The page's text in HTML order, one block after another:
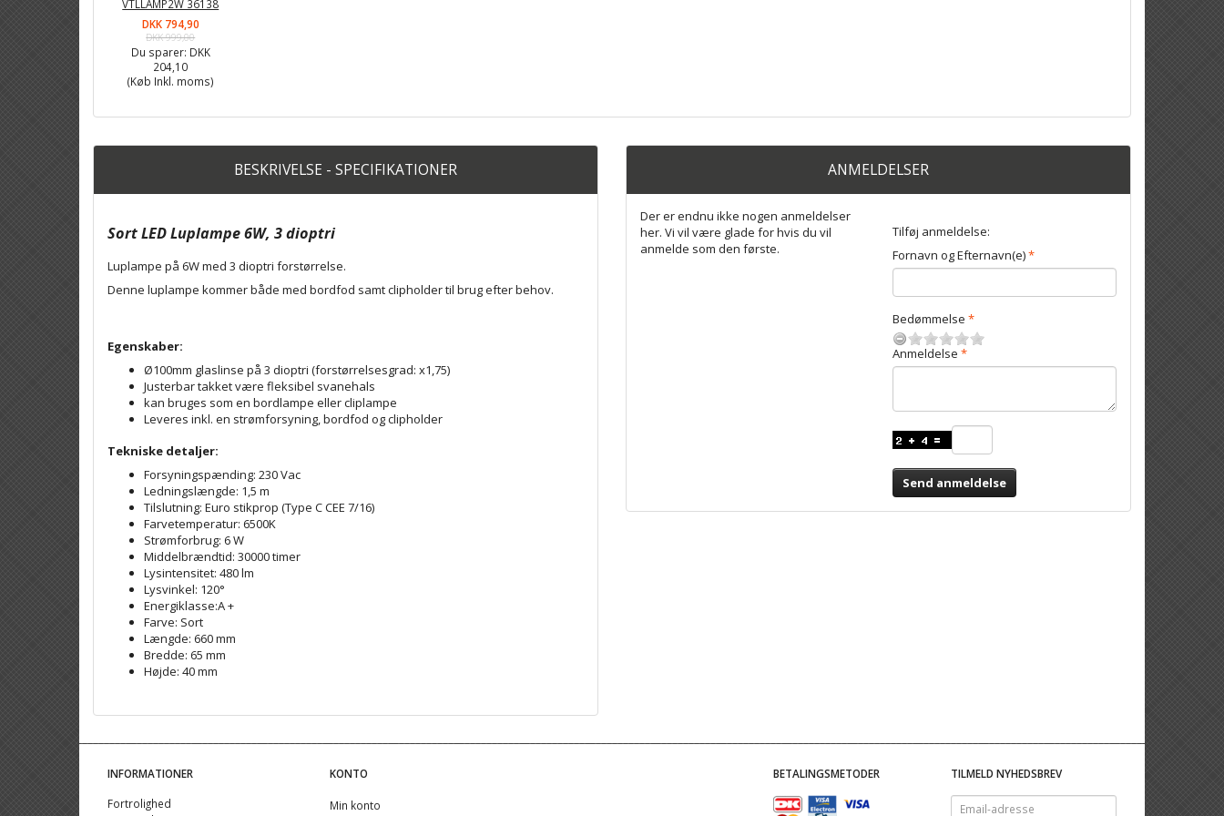
VTLLAMP2W 36138
DKK 794,90
DKK 999,00
Du sparer: DKK
204,10
(Køb Inkl. moms)
BESKRIVELSE - SPECIFIKATIONER
Sort LED Luplampe 6W, 3 dioptri
Luplampe på 6W med 3 dioptri forstørrelse.
Denne luplampe kommer både med bordfod samt clipholder til brug efter behov.
Egenskaber:
Ø100mm glaslinse på 3 dioptri (forstørrelsesgrad: x1,75)
Justerbar takket være fleksibel svanehals
kan bruges som en bordlampe eller cliplampe
Leveres inkl. en strømforsyning, bordfod og clipholder
Tekniske detaljer:
Forsyningspænding: 230 Vac
Ledningslængde: 1,5 m
Tilslutning: Euro stikprop (Type C CEE 7/16)
Farvetemperatur: 6500K
Strømforbrug: 6 W
Middelbrændtid: 30000 timer
Lysintensitet: 480 lm
Lysvinkel: 120°
Energiklasse:A +
Farve: Sort
Længde: 660 mm
Bredde: 65 mm
Højde: 40 mm
ANMELDELSER
Der er endnu ikke nogen anmeldelser
her. Vi vil være glade for hvis du vil
anmelde som den første.
Tilføj anmeldelse:
Fornavn og Efternavn(e)
Bedømmelse
Anmeldelse
Send anmeldelse
INFORMATIONER
Fortrolighed
KONTO
Min konto
BETALINGSMETODER
TILMELD NYHEDSBREV
Email-